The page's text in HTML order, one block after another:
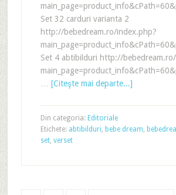
Set 32 carduri varianta 2
http://bebedream.ro/index.php?
Set 4 abtibilduri http://
[Citeşte mai departe...]
Din categoria: Editoriale
Etichete: abtibilduri bebe dream
set, verset